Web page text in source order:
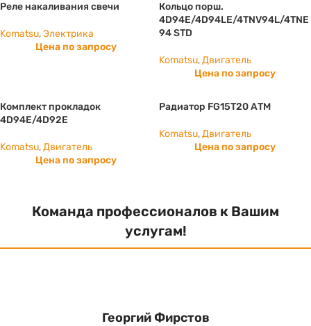
Реле накаливания свечи
Komatsu,Электрика
Цена по запросу
Кольцо порш.
4D94E/4D94LE/4TNV94L/4TNE
94 STD
Komatsu,Двигатель
Цена по запросу
Комплект прокладок
4D94E/4D92E
Komatsu,Двигатель
Цена по запросу
Радиатор FG15T20 АТМ
Komatsu,Двигатель
Цена по запросу
Команда профессионалов к Вашим
услугам!
Георгий Фирстов